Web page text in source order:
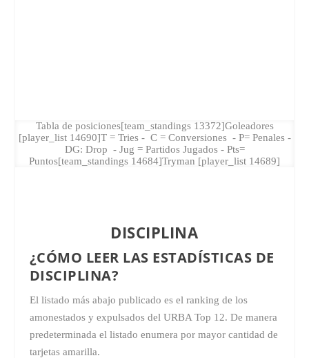
Tabla de posiciones[team_standings 13372]Goleadores
[player_list 14690]T = Tries - C = Conversiones - P= Penales -
DG: Drop - Jug = Partidos Jugados - Pts=
Puntos[team_standings 14684]Tryman [player_list 14689]
DISCIPLINA
¿CÓMO LEER LAS ESTADÍSTICAS DE
DISCIPLINA?
El listado más abajo publicado es el ranking de los
amonestados y expulsados del URBA Top 12. De manera
predeterminada el listado enumera por mayor cantidad de
tarjetas amarilla.